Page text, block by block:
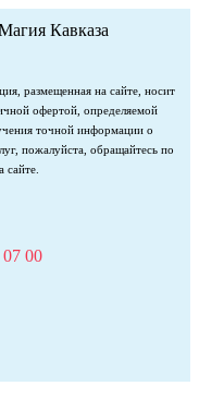
Кавказа
размещенная на сайте, носит
офертой, определяемой
точной информации о
пожалуйста, обращайтесь по
сайте.
00